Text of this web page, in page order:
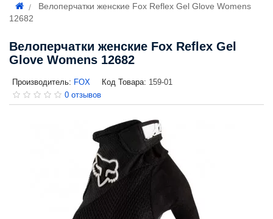
Велоперчатки женские Fox Reflex Gel Glove Womens
12682
Велоперчатки женские Fox Reflex Gel
Glove Womens 12682
Производитель: FOX Код Товара: 159-01
0 отзывов